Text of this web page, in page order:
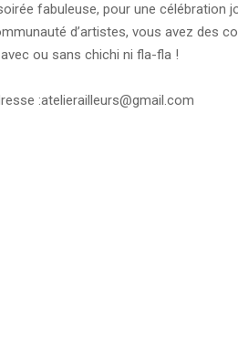
fabuleuse, pour une célébration
d’artistes, vous avez des
ou sans chichi ni fla-fla !
:atelierailleurs@gmail.com